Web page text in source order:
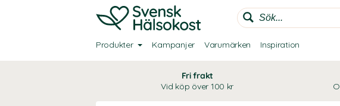
Produkter Kampanjer Varumärken Inspiration
Fri frakt
Vid köp över 100 kr